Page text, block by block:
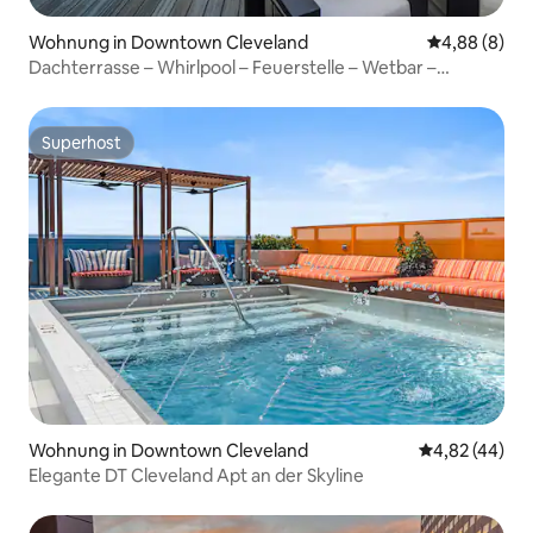
Wohnung in Downtown Cleveland
4,88 (8)
Dachterrasse – Whirlpool – Feuerstelle – Wetbar –
Superhost
Superhost
Wohnung in Downtown Cleveland
4,82 (44)
Elegante DT Cleveland Apt an der Skyline